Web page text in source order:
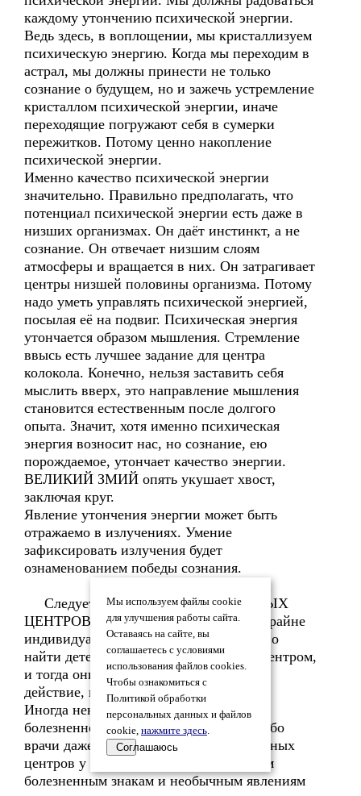
каждому утончению психической энергии.
Ведь здесь, в воплощении, мы кристаллизуем
психическую энергию. Когда мы переходим в
астрал, мы должны принести не только
сознание о будущем, но и зажечь устремление
кристаллом психической энергии, иначе
переходящие погружают себя в сумерки
пережитков. Потому ценно накопление
психической энергии.
Именно качество психической энергии
значительно. Правильно предполагать, что
потенциал психической энергии есть даже в
низших организмах. Он даёт инстинкт, а не
сознание. Он отвечает низшим слоям
атмосферы и вращается в них. Он затрагивает
центры низшей половины организма. Потому
надо уметь управлять психической энергией,
посылая её на подвиг. Психическая энергия
утончается образом мышления. Стремление
ввысь есть лучшее задание для центра
колокола. Конечно, нельзя заставить себя
мыслить вверх, это направление мышления
становится естественным после долгого
опыта. Значит, хотя именно психическая
энергия возносит нас, но сознание, ею
порождаемое, утончает качество энергии.
ВЕЛИКИЙ ЗМИЙ опять укушает хвост,
заключая круг.
Явление утончения энергии может быть
отражаемо в излучениях. Умение
зафиксировать излучения будет
ознаменованием победы сознания.
Следует изучать состояние НЕРВНЫХ
ЦЕНТРОВ у детей. Они развиваются крайне
индивидуально и неравномерно. Можно
найти детей с одним очень развитым центром,
и тогда они могут произвести краткое
действие, подобное взрослым.
Иногда некоторые центры проявляют
болезненность к недоумению врачей, ибо
врачи даже не допускают явление нервных
центров у ребёнка. Между тем, по этим
болезненным знакам и необычным явлениям
Мы используем файлы cookie
для улучшения работы сайта.
Оставаясь на сайте, вы
соглашаетесь с условиями
использования файлов cookies.
Чтобы ознакомиться с
Политикой обработки
персональных данных и файлов
cookie, нажмите здесь.
Соглашаюсь